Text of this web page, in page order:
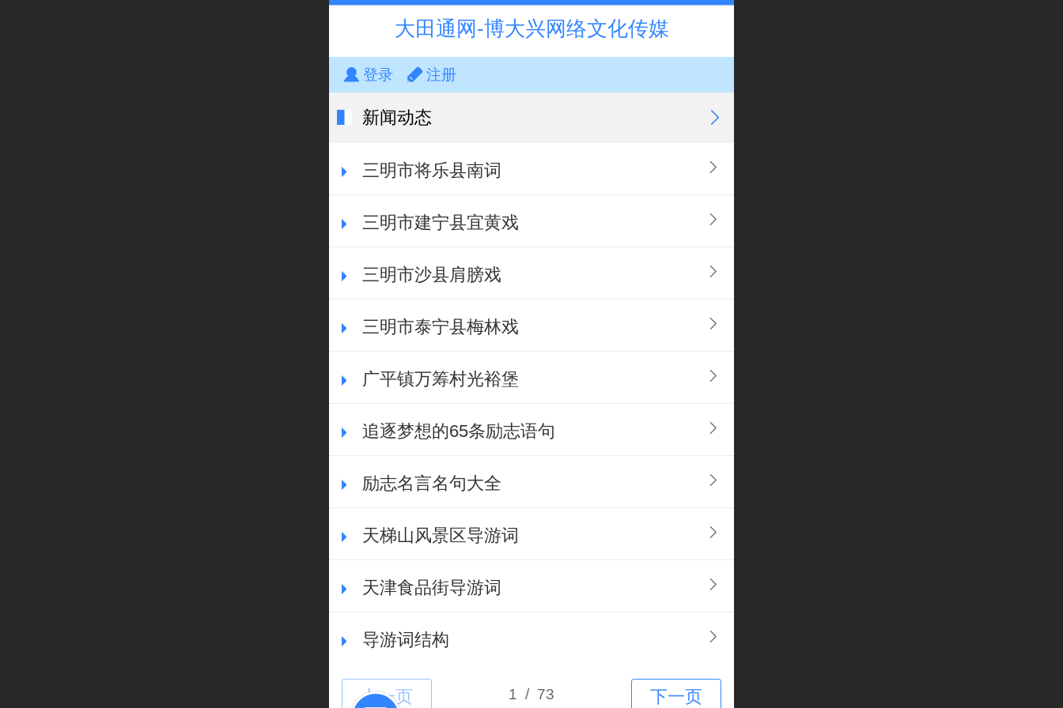
大田通网-博大兴网络文化传媒
登录 注册
新闻动态
三明市将乐县南词
三明市建宁县宜黄戏
三明市沙县肩膀戏
三明市泰宁县梅林戏
广平镇万筹村光裕堡
追逐梦想的65条励志语句
励志名言名句大全
天梯山风景区导游词
天津食品街导游词
导游词结构